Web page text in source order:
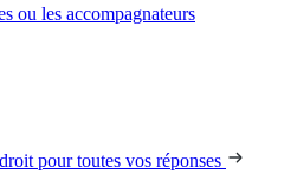
ou les accompagnateurs
pour toutes vos réponses